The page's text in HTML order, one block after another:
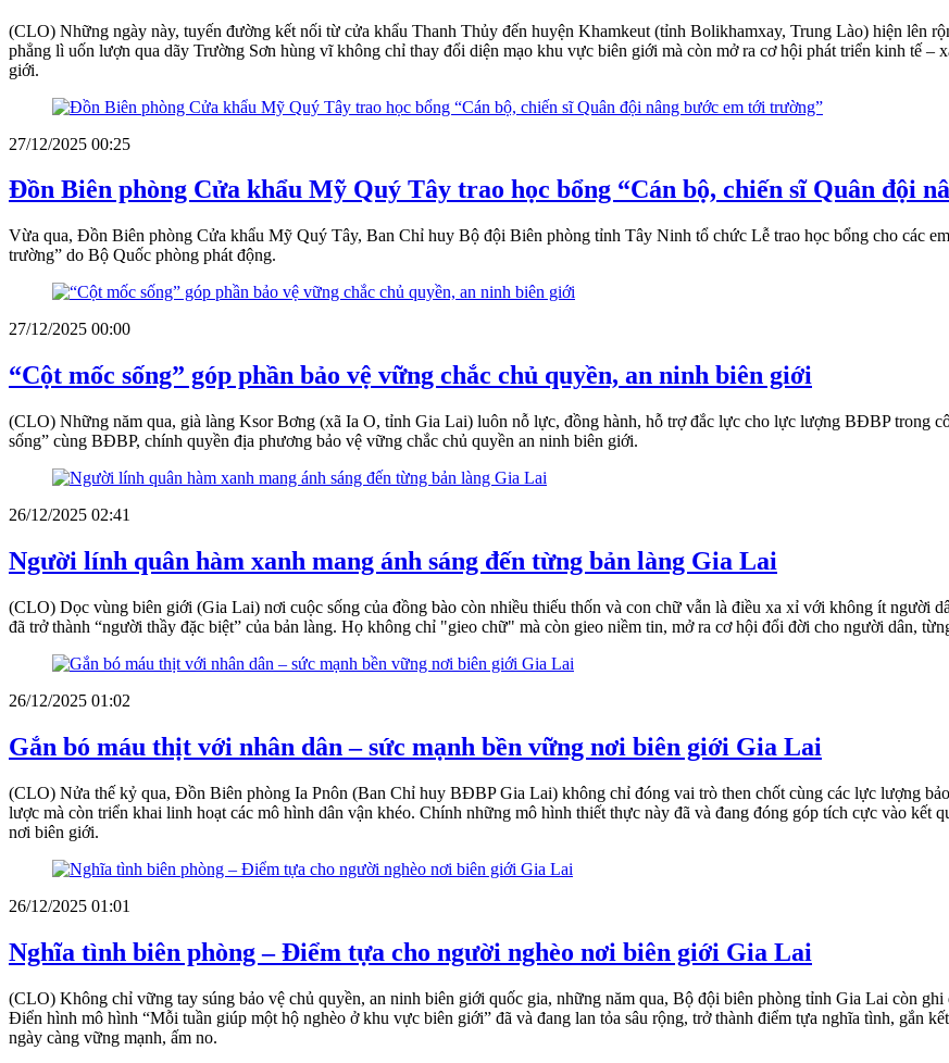
(CLO) Những ngày này, tuyến đường kết nối từ cửa khẩu Thanh Thủy đến huyện Khamkeut (tỉnh Bolikhamxay, Trung Lào) hiện lên
phẳng lì uốn lượn qua dãy Trường Sơn hùng vĩ không chỉ thay đổi diện mạo khu vực biên giới mà còn mở ra cơ hội phát triển kinh tế –
giới.
27/12/2025 00:25
Đồn Biên phòng Cửa khẩu Mỹ Quý Tây trao học bổng “Cán bộ, chiến sĩ Quân đội
Vừa qua, Đồn Biên phòng Cửa khẩu Mỹ Quý Tây, Ban Chỉ huy Bộ đội Biên phòng tỉnh Tây Ninh tổ chức Lễ trao học bổng cho các
trường” do Bộ Quốc phòng phát động.
27/12/2025 00:00
“Cột mốc sống” góp phần bảo vệ vững chắc chủ quyền, an ninh biên giới
(CLO) Những năm qua, già làng Ksor Bơng (xã Ia O, tỉnh Gia Lai) luôn nỗ lực, đồng hành, hỗ trợ đắc lực cho lực lượng BĐBP trong
sống” cùng BĐBP, chính quyền địa phương bảo vệ vững chắc chủ quyền an ninh biên giới.
26/12/2025 02:41
Người lính quân hàm xanh mang ánh sáng đến từng bản làng Gia Lai
(CLO) Dọc vùng biên giới (Gia Lai) nơi cuộc sống của đồng bào còn nhiều thiếu thốn và con chữ vẫn là điều xa xỉ với không ít người
đã trở thành “người thầy đặc biệt” của bản làng. Họ không chỉ "gieo chữ" mà còn gieo niềm tin, mở ra cơ hội đổi đời cho người dân,
26/12/2025 01:02
Gắn bó máu thịt với nhân dân – sức mạnh bền vững nơi biên giới Gia Lai
(CLO) Nửa thế kỷ qua, Đồn Biên phòng Ia Pnôn (Ban Chỉ huy BĐBP Gia Lai) không chỉ đóng vai trò then chốt cùng các lực lượng
lược mà còn triển khai linh hoạt các mô hình dân vận khéo. Chính những mô hình thiết thực này đã và đang đóng góp tích cực vào kết
nơi biên giới.
26/12/2025 01:01
Nghĩa tình biên phòng – Điểm tựa cho người nghèo nơi biên giới Gia Lai
(CLO) Không chỉ vững tay súng bảo vệ chủ quyền, an ninh biên giới quốc gia, những năm qua, Bộ đội biên phòng tỉnh Gia Lai còn
Điển hình mô hình “Mỗi tuần giúp một hộ nghèo ở khu vực biên giới” đã và đang lan tỏa sâu rộng, trở thành điểm tựa nghĩa tình, gắn
ngày càng vững mạnh, ấm no.